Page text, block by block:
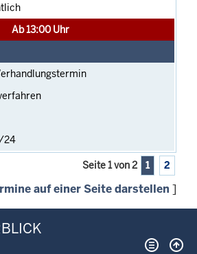
Ab 13:00 Uhr
24
Seite 1 von 2 1 2
auf einer Seite darstellen ]